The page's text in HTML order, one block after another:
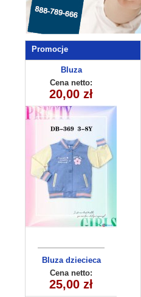
Promocje
Bluza
dziecięca
290525-DB369
(3-8) 10szt
Cena netto:
20,00 zł
Bluza dziecieca
(6-16）6szt
Cena netto:
25,00 zł